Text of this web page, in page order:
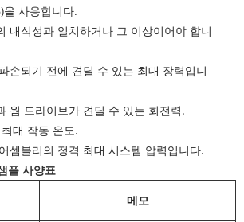
을 사용합니다.
내식성과 일치하거나 그 이상이어야 합니
손되기 전에 견딜 수 있는 최대 장력입니
웜 드라이브가 견딜 수 있는 회전력.
대 작동 온도.
셈블리의 정격 최대 시스템 압력입니다.
플 사양표
메모